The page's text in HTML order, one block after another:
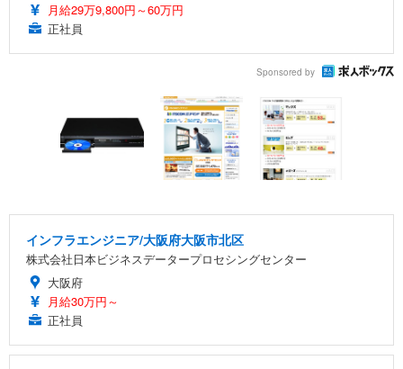
月給29万9,800円～60万円
正社員
Sponsored by
インフラエンジニア/大阪府大阪市北区
株式会社日本ビジネスデータープロセシングセンター
大阪府
月給30万円～
正社員